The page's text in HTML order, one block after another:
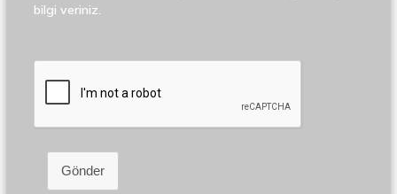
bilgi veriniz.
Gönder